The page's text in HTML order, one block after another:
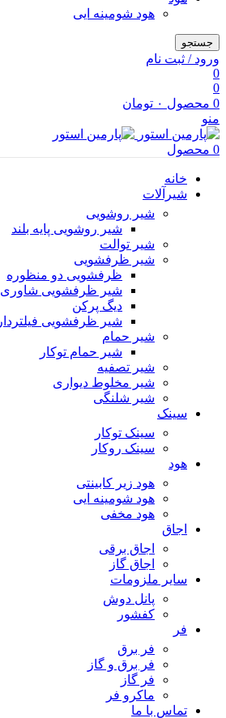
هود شومینه ایی
جستجو
ورود / ثبت نام
0
0
0 محصول ۰ تومان
منو
0 محصول
خانه
شیرآلات
شیر روشویی
شیر روشویی پایه بلند
شیر توالت
شیر ظرفشویی
ظرفشویی دو منظوره
شیر ظرفشویی شاوری
دیگ پرکن
شیر ظرفشویی فیلتردار
شیر حمام
شیر حمام توکار
شیر تصفیه
شیر مخلوط دیواری
شیر شلنگی
سینک
سینک توکار
سینک روکار
هود
هود زیر كابینتی
هود شومینه ایی
هود مخفى
اجاق
اجاق برقى
اجاق گاز
سایر ملزومات
پانل دوش
کفشور
فر
فر برق
فر برق و گاز
فر گاز
ماكرو فر
تماس با ما